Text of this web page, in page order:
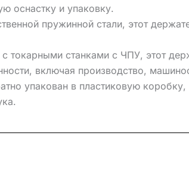
оснастку и упаковку.
пружинной стали, этот
токарными станками с ЧПУ, этот
включая производство,
упакован в пластиковую